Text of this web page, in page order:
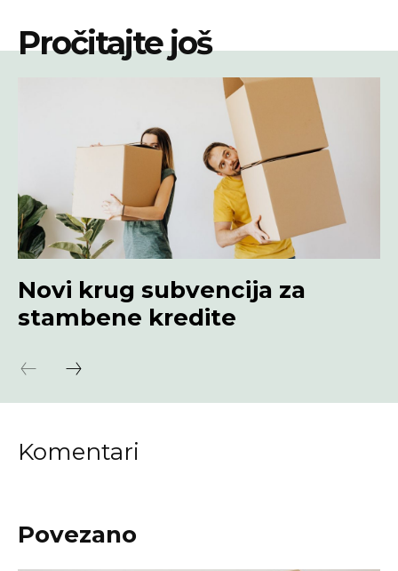
Pročitajte još
Novi krug subvencija za
stambene kredite
Komentari
Povezano